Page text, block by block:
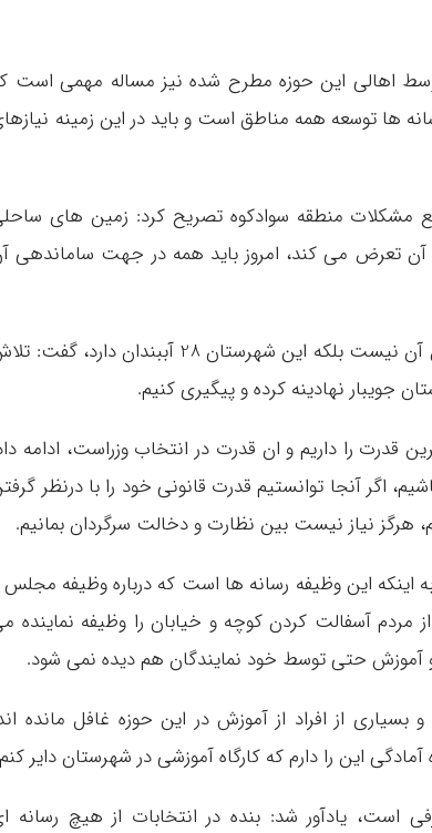
اهالی این حوزه مطرح شده نیز مساله مهمی است
ها توسعه همه مناطق است و باید در این زمینه
رفع مشکلات منطقه سوادکوه تصریح کرد: زمین های
تعرض می کند، امروز باید همه در جهت ساماندهی
وی توسعه شهرستان جویبار را فقط در حوزه دریا و سواحل آن نیست بلکه این شهرستان 28 آببندان دارد،
جویبار نهادینه کرده و پیگیری کنیم.
قدرت را داریم و ان قدرت در انتخاب وزراست، ادامه
اگر آنجا توانستیم قدرت قانونی خود را با درنظر
هرگز نیاز نیست بین نظارت و دخالت سرگردان بمانیم.
اینکه این وظیفه رسانه ها است که درباره وظیفه
مردم آسفالت کردن کوچه و خیابان را وظیفه نماینده
از افراد از آموزش در این حوزه غافل مانده
این را دارم که کارگاه آموزشی در شهرستان دایر
است، یادآور شد: بنده در انتخابات از هیچ رسانه